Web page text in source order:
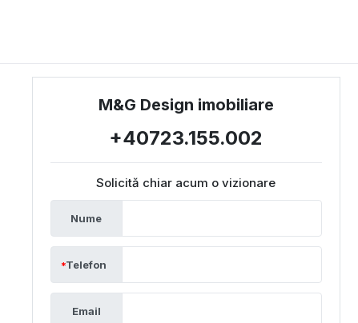
M&G Design imobiliare
+40723.155.002
Solicită chiar acum o vizionare
Nume
Telefon
Email